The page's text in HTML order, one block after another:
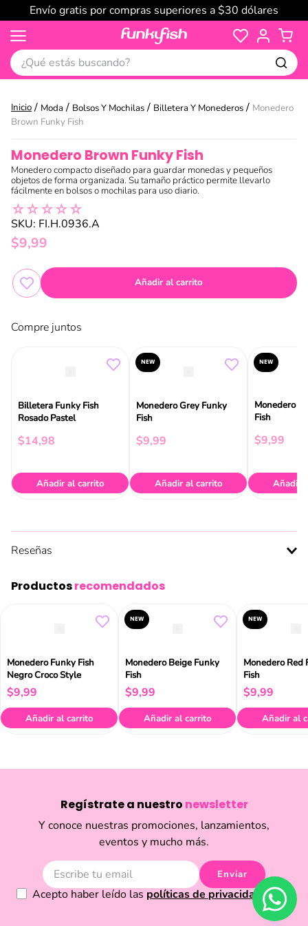
Envío gratis por compras superiores a $30 dólares
¿Qué estás buscando?
Moda Bolsos Y Mochilas Billetera Y Monederos
Monedero
Brown Funky Fish
Monedero Brown Funky Fish
Monedero compacto diseñado para guardar monedas y pequeños
objetos de forma organizada. Su tamaño práctico permite llevarlo
fácilmente en bolsos o mochilas para uso diario.
☆☆☆☆☆
SKU: FI.H.0936.A
$9,99
Añadir al carrito
Compre juntos
Billetera Funky Fish
Rosado Pastel
$14,98
Añadir al carrito
NEW
Monedero Grey Funky
Fish
$9,99
Añadir al carrito
NEW
Monedero
Fish
$9,99
Añadir
Reseñas
Productosrecomendados
Monedero Funky Fish
Negro Croco Style
$9,99
Añadir al carrito
NEW
Monedero Beige Funky
Fish
$9,99
Añadir al carrito
NEW
Monedero Red
Fish
$9,99
Añadir al
Regístrate a nuestro newsletter
Y conoce nuestras promociones, lanzamientos,
eventos y mucho más.
Enviar
Acepto haber leído las políticas de privacidad.